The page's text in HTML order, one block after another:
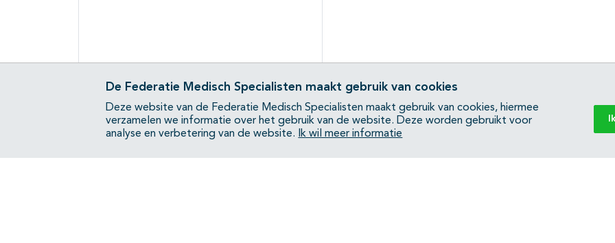
De Federatie Medisch Specialisten maakt gebruik van cookies
Deze website van de Federatie Medisch Specialisten maakt gebruik van cookies, hiermee
verzamelen we informatie over het gebruik van de website. Deze worden gebruikt voor
analyse en verbetering van de website.
Ik wil meer informatie